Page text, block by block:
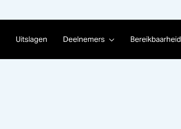
Uitslagen Deelnemers Bereikbaarheid